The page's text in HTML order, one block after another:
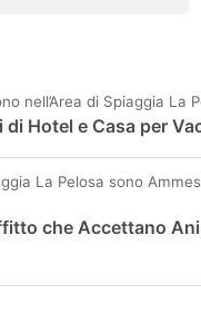
nell’Area di Spiaggia La
Hotel e Casa per
La Pelosa sono
che Accettano